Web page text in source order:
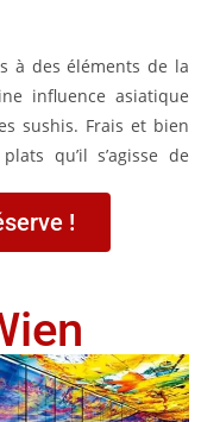
à des éléments de la
influence asiatique
sushis. Frais et bien
qu’il s’agisse de
!